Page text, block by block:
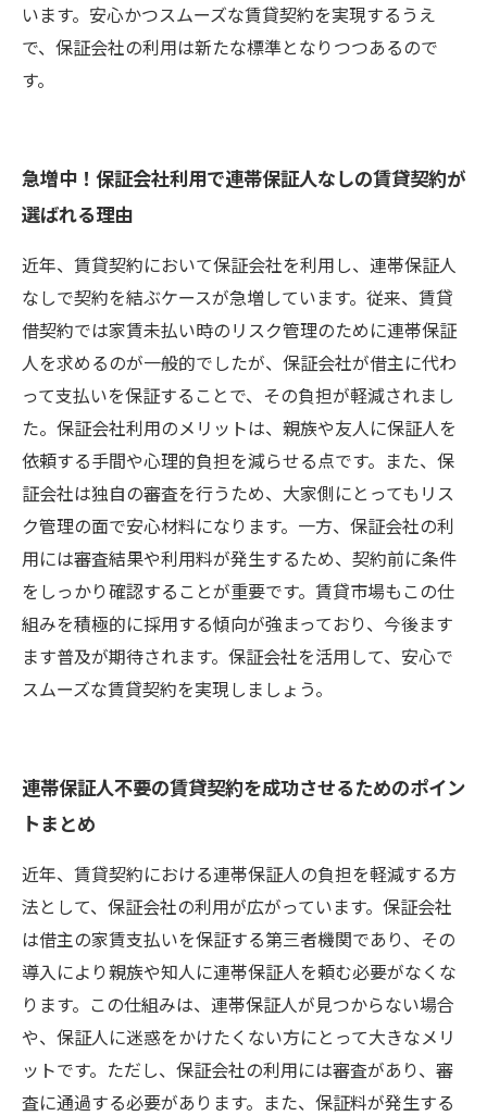
います。安心かつスムーズな賃貸契約を実現するうえ
で、保証会社の利用は新たな標準となりつつあるので
す。
急増中！保証会社利用で連帯保証人なしの賃貸契約が
選ばれる理由
近年、賃貸契約において保証会社を利用し、連帯保証人
なしで契約を結ぶケースが急増しています。従来、賃貸
借契約では家賃未払い時のリスク管理のために連帯保証
人を求めるのが一般的でしたが、保証会社が借主に代わ
って支払いを保証することで、その負担が軽減されまし
た。保証会社利用のメリットは、親族や友人に保証人を
依頼する手間や心理的負担を減らせる点です。また、保
証会社は独自の審査を行うため、大家側にとってもリス
ク管理の面で安心材料になります。一方、保証会社の利
用には審査結果や利用料が発生するため、契約前に条件
をしっかり確認することが重要です。賃貸市場もこの仕
組みを積極的に採用する傾向が強まっており、今後ます
ます普及が期待されます。保証会社を活用して、安心で
スムーズな賃貸契約を実現しましょう。
連帯保証人不要の賃貸契約を成功させるためのポイン
トまとめ
近年、賃貸契約における連帯保証人の負担を軽減する方
法として、保証会社の利用が広がっています。保証会社
は借主の家賃支払いを保証する第三者機関であり、その
導入により親族や知人に連帯保証人を頼む必要がなくな
ります。この仕組みは、連帯保証人が見つからない場合
や、保証人に迷惑をかけたくない方にとって大きなメリ
ットです。ただし、保証会社の利用には審査があり、審
査に通過する必要があります。また、保証料が発生する